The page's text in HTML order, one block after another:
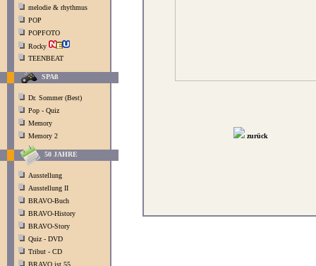
melodie & rhythmus
POP
POPFOTO
Rocky
TEENBEAT
SPAß
Dr. Sommer (Best)
Pop - Quiz
Memory
Memory 2
50 JAHRE
Ausstellung
Ausstellung II
BRAVO-Buch
BRAVO-History
BRAVO-Story
Quiz - DVD
Tribut - CD
BRAVO ist 55
zurück